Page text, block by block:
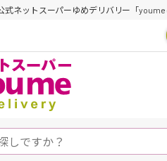
式ネットスーパーゆめデリバリー「youme